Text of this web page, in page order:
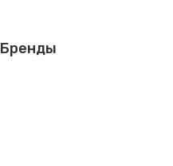
Бренды